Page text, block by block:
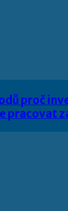
proč
pracovat